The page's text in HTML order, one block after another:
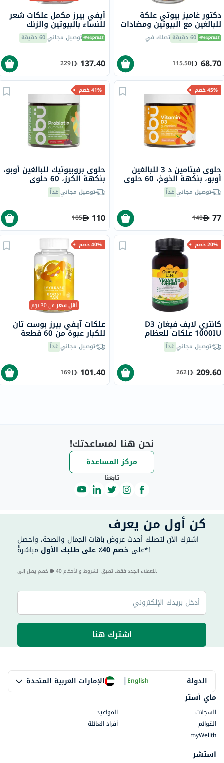
دكتور غاميز بيوتي علكة
للبالغين مع البيوتين ومضادات
الأكسدة، حزمة من 60
60 دقيقة تصلك في
68.70
115.50
آيفي بيرز مكمل علكات شعر
للنساء بالبيوتين والزنك
وفيتامين C، حزمة من 60توصيل مجاني60 دقيقة
137.40
229
45% خصم
حلوى فيتامين د 3 للبالغين
أوبو، بنكهة الخوخ، 60 حلوى
توصيل مجانيغداً
77
140
41% خصم
حلوى بروبيوتيك للبالغين أوبو،
بنكهة الكرز، 60 حلوى
توصيل مجانيغداً
110
185
20% خصم
كانتري لايف فيغان D3
1000IU علكات للعظام
والأسنان وصحة المناعة حزمة
من 60توصيل مجانيغداً
209.60
262
40% خصم
أقل سعرمن 30 يوم
علكات آيفي بيرز بوست تان
للكبار عبوة من 60 قطعة
توصيل مجانيغداً
101.40
169
نحن هنا لمساعدتك!
مركز المساعدة
تابعنا
كن أول من يعرف
اشترك الآن لتصلك أحدث عروض باقات الجمال والصحة، واحصل
على خصم 40٪ على طلبك الأول مباشرةً*!
40 للعملاء الجدد فقط. تطبق الشروط والأحكام.
اشترك هنا
الدولة الإمارات العربية المتحدة |English
ماي أستر
السجلات
المواعيد
القوائم
أفراد العائلة
myWellth
استشر